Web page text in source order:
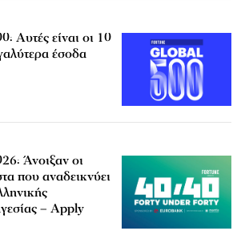
Αυτές είναι οι 10
έσοδα
Άνοιξαν οι
που αναδεικνύει
– Apply